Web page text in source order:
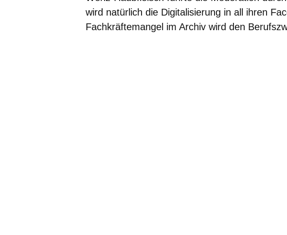
wird natürlich die Digitalisierung in all ihren
Fachkräftemangel im Archiv wird den